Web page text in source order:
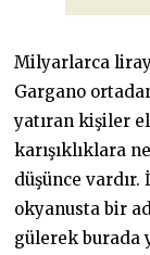
Milyarlarca
Gargano
yatıran kişiler
karışıklıklara
düşünce vardır.
okyanusta bir
gülerek burada